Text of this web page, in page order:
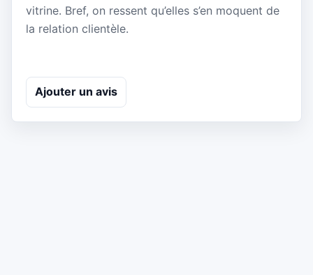
vitrine. Bref, on ressent qu’elles s’en moquent de
la relation clientèle.
Ajouter un avis